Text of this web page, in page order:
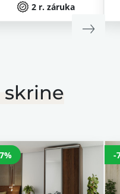
2 r. záruka
skrine
-